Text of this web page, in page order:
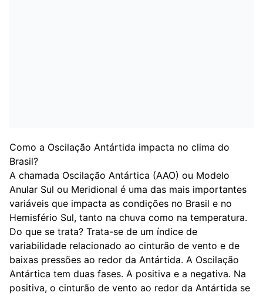
Como a Oscilação Antártida impacta no clima do
Brasil?
A chamada Oscilação Antártica (AAO) ou Modelo
Anular Sul ou Meridional é uma das mais importantes
variáveis que impacta as condições no Brasil e no
Hemisfério Sul, tanto na chuva como na temperatura.
Do que se trata? Trata-se de um índice de
variabilidade relacionado ao cinturão de vento e de
baixas pressões ao redor da Antártida. A Oscilação
Antártica tem duas fases. A positiva e a negativa. Na
positiva, o cinturão de vento ao redor da Antártida se